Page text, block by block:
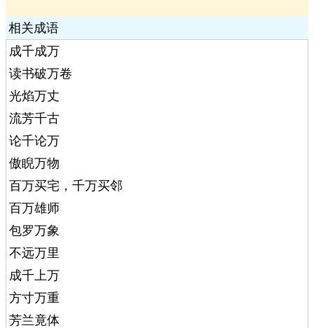
相关成语
成千成万
读书破万卷
光焰万丈
流芳千古
论千论万
傲睨万物
百万买宅，千万买邻
百万雄师
包罗万象
不远万里
成千上万
方寸万重
芳兰竟体